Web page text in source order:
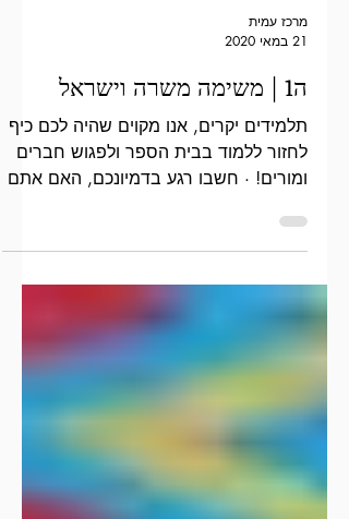
מרכז עמית
21 במאי 2020
ה1 | משימה משרה וישראל
לחזור ללמוד בבית הספר ולפגוש חברים
ומורים! · חשבו רגע בדמיונכם, האם אתם
יכולים לתאר את התחושה של...